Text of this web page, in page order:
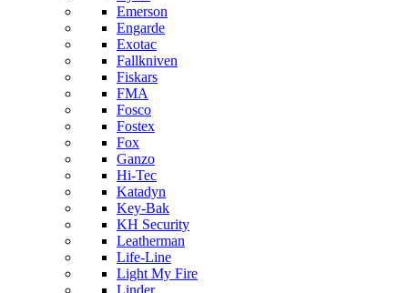
Emerson
Engarde
Exotac
Fallkniven
Fiskars
FMA
Fosco
Fostex
Fox
Ganzo
Hi-Tec
Katadyn
Key-Bak
KH Security
Leatherman
Life-Line
Light My Fire
Linder